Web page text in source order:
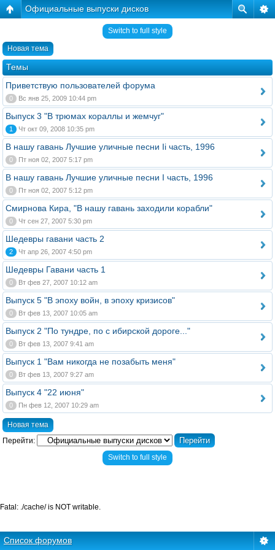
Официальные выпуски дисков
Switch to full style
Новая тема
Темы
Приветствую пользователей форума
0 Вс янв 25, 2009 10:44 pm
Выпуск 3 "В трюмах кораллы и жемчуг"
1 Чт окт 09, 2008 10:35 pm
В нашу гавань Лучшие уличные песни Ii часть, 1996
0 Пт ноя 02, 2007 5:17 pm
В нашу гавань Лучшие уличные песни I часть, 1996
0 Пт ноя 02, 2007 5:12 pm
Смирнова Кира, "В нашу гавань заходили корабли"
0 Чт сен 27, 2007 5:30 pm
Шедевры гавани часть 2
2 Чт апр 26, 2007 4:50 pm
Шедевры Гавани часть 1
0 Вт фев 27, 2007 10:12 am
Выпуск 5 "В эпоху войн, в эпоху кризисов"
0 Вт фев 13, 2007 10:05 am
Выпуск 2 "По тундре, по с ибирской дороге..."
0 Вт фев 13, 2007 9:41 am
Выпуск 1 "Вам никогда не позабыть меня"
0 Вт фев 13, 2007 9:27 am
Выпуск 4 "22 июня"
0 Пн фев 12, 2007 10:29 am
Новая тема
Перейти:
Switch to full style
Список форумов
Fatal: ./cache/ is NOT writable.